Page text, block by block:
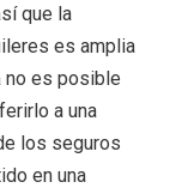
que la
es amplia
no es posible
a una
los seguros
en una